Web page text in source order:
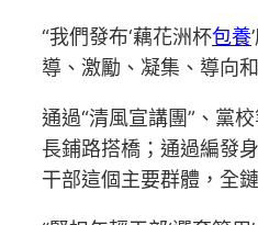
“我們發布‘藕花洲杯包養
導、激勵、凝集、導向
通過“清風宣講團”、黨
長鋪路搭橋；通過編發
干部這個主要群體，全